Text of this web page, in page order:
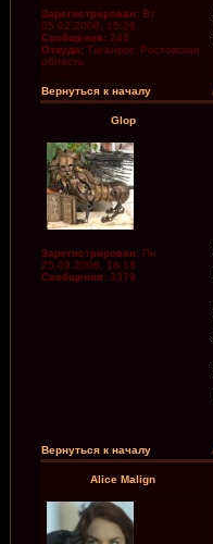
Зарегистрирован: Вт
05.02.2008, 15:26
Сообщения: 246
Откуда: Таганрог, Ростовская
область
Вернуться к началу
Glop
Зарегистрирован: Пн
25.09.2006, 18:18
Сообщения: 3379
Вернуться к началу
Alice Malign